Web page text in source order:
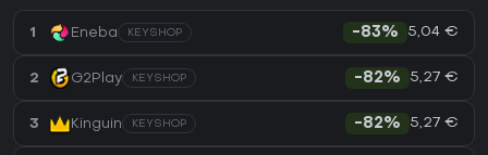
1 Eneba KEYSHOP -83% 5,04 €
2 G2Play KEYSHOP -82% 5,27 €
3 Kinguin KEYSHOP -82% 5,27 €